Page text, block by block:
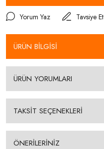
Yorum Yaz Tavsiye Et
ÜRÜN BİLGİSİ
ÜRÜN YORUMLARI
TAKSİT SEÇENEKLERİ
ÖNERİLERİNİZ